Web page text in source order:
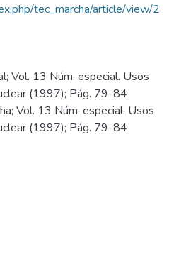
tec_marcha/article/view/2
Vol. 13 Núm. especial. Usos
(1997); Pág. 79-84
Vol. 13 Núm. especial. Usos
(1997); Pág. 79-84